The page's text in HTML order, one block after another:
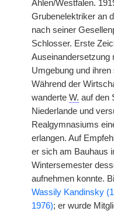
Ahlen/Westfalen.
Grubenelektriker an
nach seiner
Schlosser. Erste
Auseinandersetzung
Umgebung und
Während der
wanderte W. auf den
Niederlande und
Realgymnasiums
erlangen. Auf
er sich am Bauhaus
Wintersemester
aufnehmen konnte.
Wassily Kandinsky
1976); er wurde